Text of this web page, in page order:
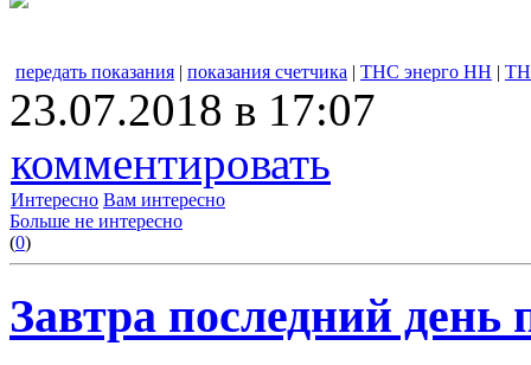
передать показания | показания счетчика | ТНС энерго НН |
23.07.2018 в 17:07
комментировать
Интересно Вам интересно
Больше не интересно
(0)
Завтра последний